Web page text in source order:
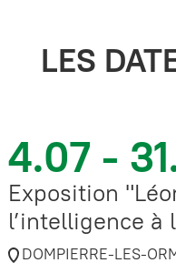
LES
4.07 -
Exposition
l’intelligence à
DOMPIERRE-LES-